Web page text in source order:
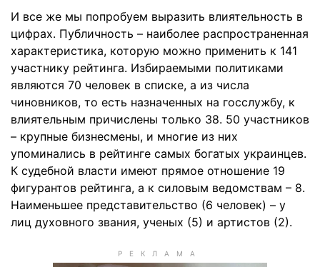
И все же мы попробуем выразить влиятельность в
цифрах. Публичность – наиболее распространенная
характеристика, которую можно применить к 141
участнику рейтинга. Избираемыми политиками
являются 70 человек в списке, а из числа
чиновников, то есть назначенных на госслужбу, к
влиятельным причислены только 38. 50 участников
– крупные бизнесмены, и многие из них
упоминались в рейтинге самых богатых украинцев.
К судебной власти имеют прямое отношение 19
фигурантов рейтинга, а к силовым ведомствам – 8.
Наименьшее представительство (6 человек) – у
лиц духовного звания, ученых (5) и артистов (2).